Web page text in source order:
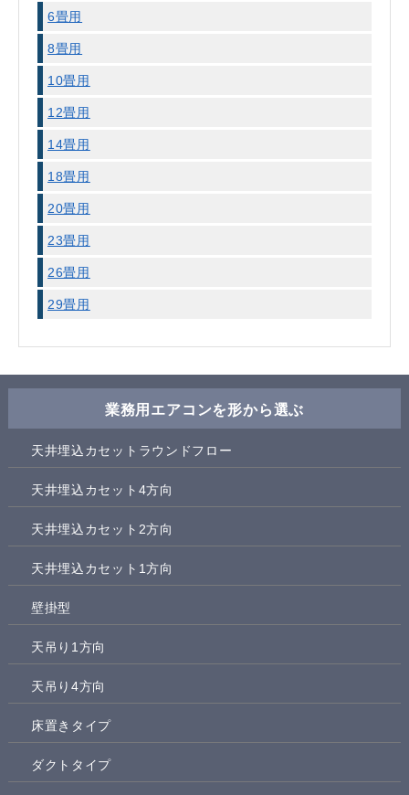
6畳用
8畳用
10畳用
12畳用
14畳用
18畳用
20畳用
23畳用
26畳用
29畳用
業務用エアコンを形から選ぶ
天井埋込カセットラウンドフロー
天井埋込カセット4方向
天井埋込カセット2方向
天井埋込カセット1方向
壁掛型
天吊り1方向
天吊り4方向
床置きタイプ
ダクトタイプ